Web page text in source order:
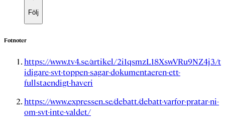
Följ
Fotnoter
https://www.tv4.se/artikel/2i1qsmzL18XswVRu9NZ4j3/t
idigare-svt-toppen-sagar-dokumentaeren-ett-
fullstaendigt-haveri
https://www.expressen.se/debatt/debatt-varfor-pratar-ni-
om-svt-inte-valdet/